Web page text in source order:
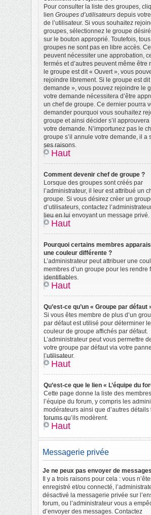
Pour consulter la liste des groupes,
lien Groupes d’utilisateurs depuis
de l’utilisateur. Si vous souhaitez
groupes, sélectionnez le groupe
sur le bouton approprié. Toutefois,
groupes ne sont pas en libre accès.
peuvent nécessiter une approbation,
fermés et d’autres peuvent même être
le groupe est dit « Ouvert », vous
rejoindre librement. Si le groupe est dit
demande », vous pouvez rejoindre le
votre demande nécessitera d’être
un chef de groupe. Ce dernier pourra
demander pourquoi vous souhaitez
groupe et ainsi décider s’il approuvera
votre demande. N’importunez pas le
groupe s’il annule votre demande, il a
ses raisons.
Haut
Comment devenir chef de groupe ?
Lorsque des groupes sont créés par
l’administrateur, il leur est attribué un
groupe. Si vous désirez créer un
d’utilisateurs, contactez
lieu en lui envoyant un message privé.
Haut
Pourquoi certains membres
une couleur différente ?
L’administrateur peut attribuer une
membres d’un groupe pour les rendre
identifiables.
Haut
Qu’est-ce qu’un « Groupe par défaut
Si vous êtes membre de plus d’un
par défaut est utilisé pour déterminer
couleur de groupe affichés par défaut.
L’administrateur peut vous permettre
votre groupe par défaut via votre
l’utilisateur.
Haut
Qu’est-ce que le lien « L’équipe du
Cette page donne la liste des
l’équipe du forum, y compris les
modérateurs ainsi que d’autres détails
forums qu’ils modèrent.
Haut
Messagerie privée
Je ne peux pas envoyer de
Il y a trois raisons pour cela : vous
enregistré et/ou connecté,
désactivé la messagerie privée sur
forum, ou l’administrateur vous a
d’envoyer des messages. Contactez